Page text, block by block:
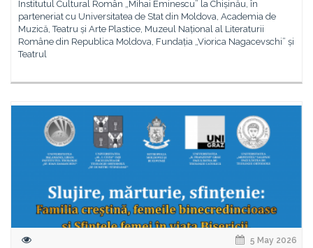
Institutul Cultural Român „Mihai Eminescu” la Chișinău, în
parteneriat cu Universitatea de Stat din Moldova, Academia de
Muzică, Teatru și Arte Plastice, Muzeul Național al Literaturii
Române din Republica Moldova, Fundația „Viorica Nagacevschi” și
Teatrul
5 May 2026